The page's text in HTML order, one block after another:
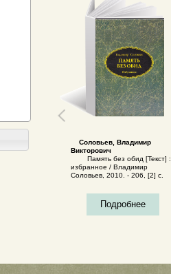
Соловьев, Владимир
Викторович
Память без обид [Текст] :
избранное / Владимир
Соловьев, 2010. - 206, [2] с.
Подробнее